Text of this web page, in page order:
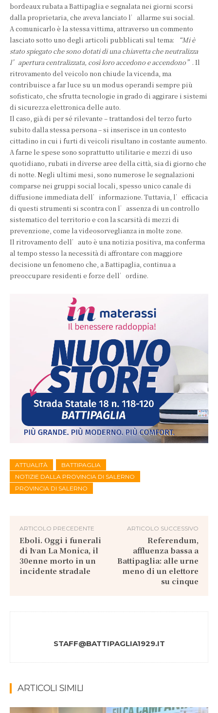
bordeaux rubata a Battipaglia e segnalata nei giorni scorsi
dalla proprietaria, che aveva lanciato l’allarme sui social.
A comunicarlo è la stessa vittima, attraverso un commento
lasciato sotto uno degli articoli pubblicati sul tema:
“Mi è
stato spiegato che sono dotati di una chiavetta che neutralizza
l’apertura centralizzata, così loro accedono e accendono” . Il
ritrovamento del veicolo non chiude la vicenda, ma
contribuisce a far luce su un modus operandi sempre più
sofisticato, che sfrutta tecnologie in grado di aggirare i sistemi
di sicurezza elettronica delle auto.
Il caso, già di per sé rilevante – trattandosi del terzo furto
subito dalla stessa persona – si inserisce in un contesto
cittadino in cui i furti di veicoli risultano in costante aumento.
A farne le spese sono soprattutto utilitarie e mezzi di uso
quotidiano, rubati in diverse aree della città, sia di giorno che
di notte. Negli ultimi mesi, sono numerose le segnalazioni
comparse nei gruppi social locali, spesso unico canale di
diffusione immediata dell’informazione. Tuttavia, l’efficacia
di questi strumenti si scontra con l’assenza di un controllo
sistematico del territorio e con la scarsità di mezzi di
prevenzione, come la videosorveglianza in molte zone.
Il ritrovamento dell’auto è una notizia positiva, ma conferma
al tempo stesso la necessità di affrontare con maggiore
decisione un fenomeno che, a Battipaglia, continua a
preoccupare residenti e forze dell’ordine.
ATTUALITÀ
BATTIPAGLIA
NOTIZIE DALLA PROVINCIA DI SALERNO
PROVINCIA DI SALERNO
ARTICOLO PRECEDENTE
Eboli. Oggi i funerali
di Ivan La Monica, il
30enne morto in un
incidente stradale
ARTICOLO SUCCESSIVO
Referendum,
affluenza bassa a
Battipaglia: alle urne
meno di un elettore
su cinque
STAFF@BATTIPAGLIA1929.IT
ARTICOLI SIMILI